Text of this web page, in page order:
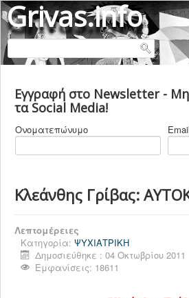
Grivas.info
ΜΑΡΊΑ - ΜΥΡΤΏ
COVID 19
ΙΑΤΡΙΚΗ &
ΨΥΧΙΑΤΡΙΚΗ
ΠΟΛΙΤΙΚΗ
Εγγραφή στο Newsletter -
τα Social Media!
Ονοματεπώνυμο Email
Κλεάνθης Γρίβας:
Λεπτομέρειες
Κατηγορία: ΨΥΧΙΑΤΡΙΚΗ
Δημοσιεύθηκε : 04 Οκτωβρίου 2011
Εμφανίσεις: 18611